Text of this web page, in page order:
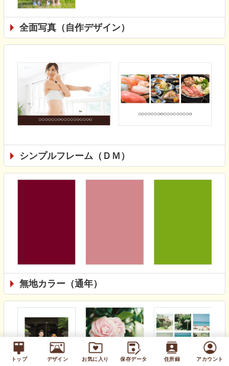
トップ デザイン お気に入り 保存データ 住所録 アカウント
全面写真（自作デザイン）
シンプルフレーム（ＤＭ）
無地カラー（通年）